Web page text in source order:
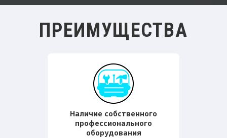
ПРЕИМУЩЕСТВА
Наличие собственного
профессионального
оборудования